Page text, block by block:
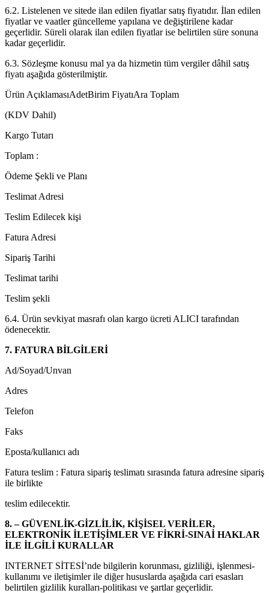
6.2. Listelenen ve sitede ilan edilen fiyatlar satış fiyatıdır. İlan edilen
fiyatlar ve vaatler güncelleme yapılana ve değiştirilene kadar
geçerlidir. Süreli olarak ilan edilen fiyatlar ise belirtilen süre sonuna
kadar geçerlidir.
6.3. Sözleşme konusu mal ya da hizmetin tüm vergiler dâhil satış
fiyatı aşağıda gösterilmiştir.
Ürün AçıklamasıAdetBirim FiyatıAra Toplam
(KDV Dahil)
Kargo Tutarı
Toplam :
Ödeme Şekli ve Planı
Teslimat Adresi
Teslim Edilecek kişi
Fatura Adresi
Sipariş Tarihi
Teslimat tarihi
Teslim şekli
6.4. Ürün sevkiyat masrafı olan kargo ücreti ALICI tarafından
ödenecektir.
7. FATURA BİLGİLERİ
Ad/Soyad/Unvan
Adres
Telefon
Faks
Eposta/kullanıcı adı
Fatura teslim : Fatura sipariş teslimatı sırasında fatura adresine sipariş
ile birlikte
teslim edilecektir.
8. – GÜVENLİK-GİZLİLİK, KİŞİSEL VERİLER,
ELEKTRONİK İLETİŞİMLER VE FİKRİ-SINAİ HAKLAR
İLE İLGİLİ KURALLAR
INTERNET SİTESİ’nde bilgilerin korunması, gizliliği, işlenmesi-
kullanımı ve iletişimler ile diğer hususlarda aşağıda cari esasları
belirtilen gizlilik kuralları-politikası ve şartlar geçerlidir.